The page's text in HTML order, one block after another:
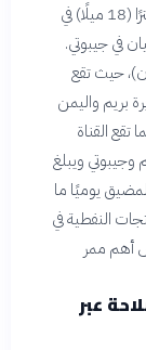
وتحديدًا جيبوتي وإريتريا. يبلغ عرضه حوالي 29 كيلومترًا (18 ميلًا) في
في جيبوتي.
حيث تقع
بريم واليمن
وعمقها 30 مترًا، بينما تقع القناة
وجيبوتي ويبلغ
180 مترًا. تمر عبر المضيق يوميًا ما
النفطية في
أهم ممر
عبر